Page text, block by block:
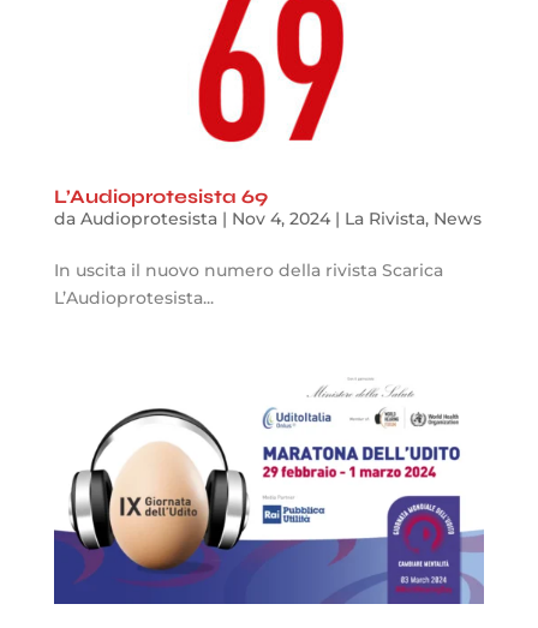
L’Audioprotesista 69
da Audioprotesista| Nov 4, 2024| La Rivista, News
In uscita il nuovo numero della rivista Scarica
L’Audioprotesista...